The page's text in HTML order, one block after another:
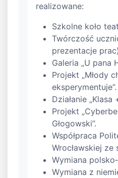
realizowane:
Szkolne koło
Twórczość
prezentacje
Galeria „U pana
Projekt „Młody
eksperymentuje”.
Działanie „Klasa
Projekt
Głogowski”.
Współpraca
Wrocławskiej ze
Wymiana
Wymiana z